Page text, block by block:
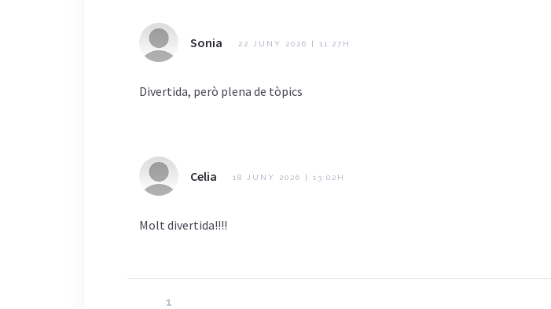
Sonia 22 JUNY 2026 | 11:27H
Divertida, però plena de tòpics
Celia 18 JUNY 2026 | 13:02H
Molt divertida!!!!
1